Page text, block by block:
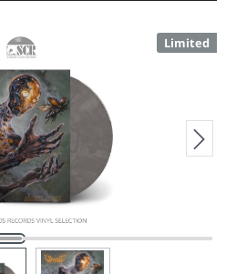
Limited